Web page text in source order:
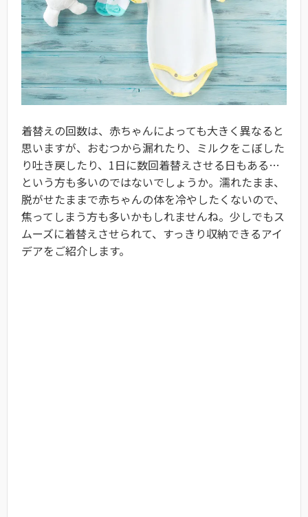
着替えの回数は、赤ちゃんによっても大きく異なると
思いますが、おむつから漏れたり、ミルクをこぼした
り吐き戻したり、1日に数回着替えさせる日もある…
という方も多いのではないでしょうか。濡れたまま、
脱がせたままで赤ちゃんの体を冷やしたくないので、
焦ってしまう方も多いかもしれませんね。少しでもス
ムーズに着替えさせられて、すっきり収納できるアイ
デアをご紹介します。